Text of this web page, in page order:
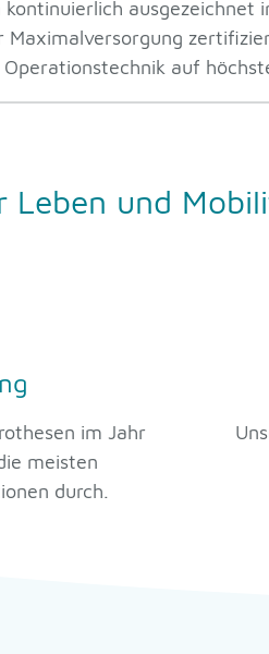
kontinuierlich
Maximalversorgung
auf
Leben und
im Jahr
meisten
durch.